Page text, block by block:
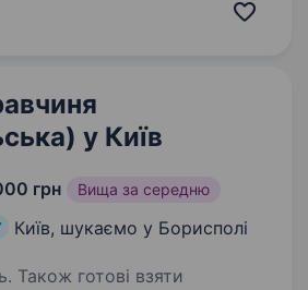
та уважну людину
у Київ
грн Вища за середню
Київ, шукаємо у Борисполі
Також готові взяти